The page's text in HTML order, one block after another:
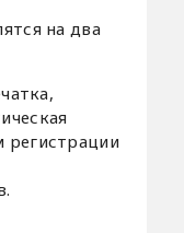
на два